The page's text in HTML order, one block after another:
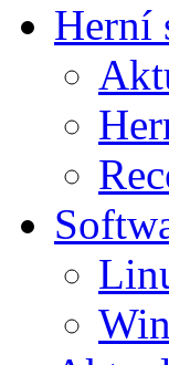
Herní